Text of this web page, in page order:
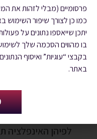
של 1.5% בעוד שנה.
חלק מהבנקים
בישראל אף תגיע
ולמה זה קורה דווקא
בניגוד לתחזיות
פרסומיים (מבלי לזהות את
כמו כן לצורך שיפור השימוש
יתכן שייאספו נתונים על
בו מהווים הסכמה שלך
בקבצי “עוגיות” ואיסוף
באתר.